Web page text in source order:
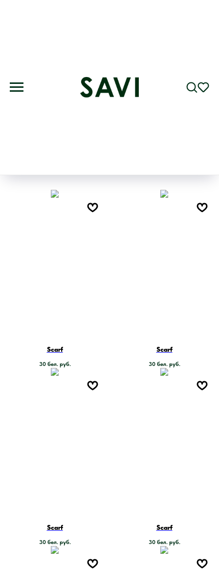
Scarf
30 бел. руб.
Scarf
30 бел. руб.
Scarf
30 бел. руб.
Scarf
30 бел. руб.